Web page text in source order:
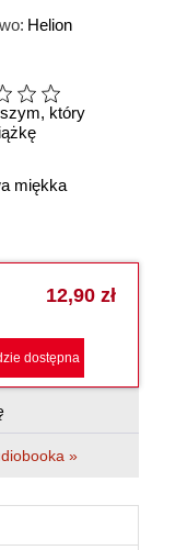
Helion
który
miękka
12,90 zł
dostępna
»